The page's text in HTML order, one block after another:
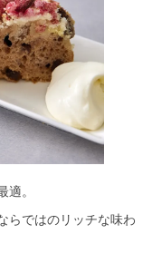
。
らではのリッチな味わ